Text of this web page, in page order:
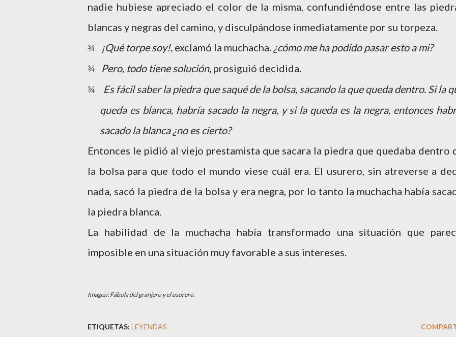
nadie hubiese apreciado el color de la misma, confundiéndose entre las
blancas y negras del camino, y disculpándose inmediatamente por su torpeza.
¾ ¡Qué torpe soy!, exclamó la muchacha. ¿cómo me ha podido pasar esto a mi?
¾ Pero, todo tiene solución, prosiguió decidida.
¾
Es fácil saber la piedra que saqué de la bolsa, sacando la que queda dentro. Si la
queda es blanca, habría sacado la negra, y si la queda es la negra, entonces
sacado la blanca ¿no es cierto?
Entonces le pidió al viejo prestamista que sacara la piedra que quedaba dentro
la bolsa para que todo el mundo viese cuál era. El usurero, sin atreverse a
nada, sacó la piedra de la bolsa y era negra, por lo tanto la muchacha había
la piedra blanca.
La habilidad de la muchacha había transformado una situación que
imposible en una situación muy favorable a sus intereses.
Imagen: Fábula del granjero y el usurero.
ETIQUETAS: LEYENDAS